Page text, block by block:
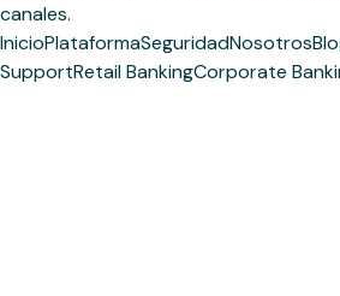
canales.
InicioPlataformaSeguridadNosotros
SupportRetail BankingCorporate